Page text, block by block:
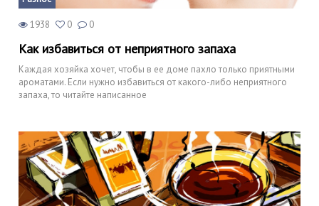
1938 0 0
Как избавиться от неприятного запаха
Каждая хозяйка хочет, чтобы в ее доме пахло только приятными
ароматами. Если нужно избавиться от какого-либо неприятного
запаха, то читайте написанное